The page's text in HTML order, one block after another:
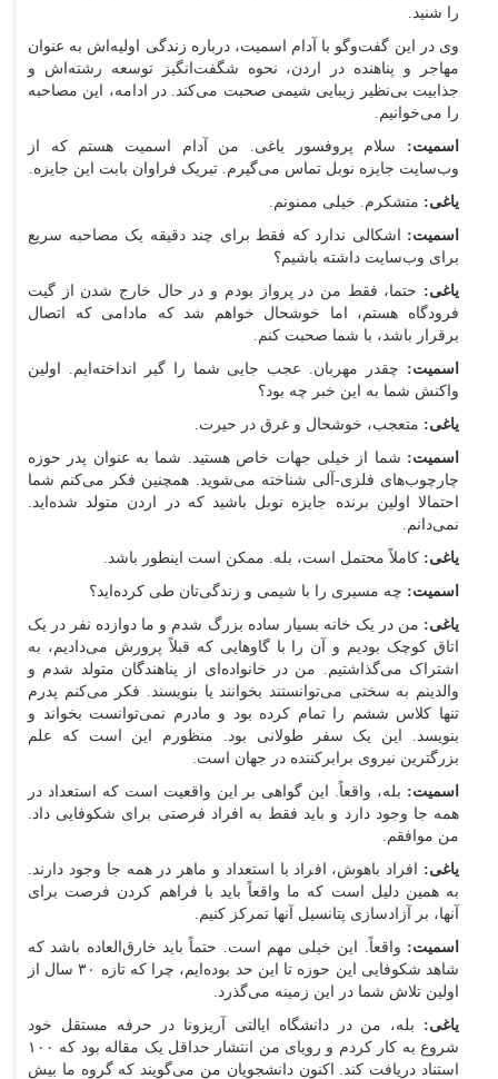
را شنید.
وی در این گفت‌و‌گو با آدام اسمیت، درباره زندگی اولیه‌اش به عنوان
مهاجر و پناهنده در اردن، نحوه شگفت‌انگیز توسعه رشته‌اش و
جذابیت بی‌نظیر زیبایی شیمی صحبت می‌کند. در ادامه، این مصاحبه
را می‌خوانیم.
اسمیت: سلام پروفسور یاغی. من آدام اسمیت هستم که از
وب‌سایت جایزه نوبل تماس می‌گیرم. تبریک فراوان بابت این جایزه.
یاغی: متشکرم. خیلی ممنونم.
اسمیت: اشکالی ندارد که فقط برای چند دقیقه یک مصاحبه سریع
برای وب‌سایت داشته باشیم؟
یاغی: حتما، فقط من در پرواز بودم و در حال خارج شدن از گیت
فرودگاه هستم، اما خوشحال خواهم شد که مادامی که اتصال
برقرار باشد، با شما صحبت کنم.
اسمیت: چقدر مهربان. عجب جایی شما را گیر انداخته‌ایم. اولین
واکنش شما به این خبر چه بود؟
یاغی: متعجب، خوشحال و غرق در حیرت.
اسمیت: شما از خیلی جهات خاص هستید. شما به عنوان پدر حوزه
چارچوب‌های فلزی-آلی شناخته می‌شوید. همچنین فکر می‌کنم شما
احتمالا اولین برنده جایزه نوبل باشید که در اردن متولد شده‌اید.
نمی‌دانم.
یاغی: کاملاً محتمل است، بله. ممکن است اینطور باشد.
اسمیت: چه مسیری را با شیمی و زندگی‌تان طی کرده‌اید؟
یاغی: من در یک خانه بسیار ساده بزرگ شدم و ما دوازده نفر در یک
اتاق کوچک بودیم و آن را با گاو‌هایی که قبلاً پرورش می‌دادیم، به
اشتراک می‌گذاشتیم. من در خانواده‌ای از پناهندگان متولد شدم و
والدینم به سختی می‌توانستند بخوانند یا بنویسند. فکر می‌کنم پدرم
تنها کلاس ششم را تمام کرده بود و مادرم نمی‌توانست بخواند و
بنویسد. این یک سفر طولانی بود. منظورم این است که علم
بزرگترین نیروی برابرکننده در جهان است.
اسمیت: بله، واقعاً. این گواهی بر این واقعیت است که استعداد در
همه جا وجود دارد و باید فقط به افراد فرصتی برای شکوفایی داد.
من موافقم.
یاغی: افراد باهوش، افراد با استعداد و ماهر در همه جا وجود دارند.
به همین دلیل است که ما واقعاً باید با فراهم کردن فرصت برای
آنها، بر آزادسازی پتانسیل آنها تمرکز کنیم.
اسمیت: واقعاً. این خیلی مهم است. حتماً باید خارق‌العاده باشد که
شاهد شکوفایی این حوزه تا این حد بوده‌ایم، چرا که تازه ۳۰ سال از
اولین تلاش شما در این زمینه می‌گذرد.
یاغی: بله، من در دانشگاه ایالتی آریزونا در حرفه مستقل خود
شروع به کار کردم و رویای من انتشار حداقل یک مقاله بود که ۱۰۰
استناد دریافت کند. اکنون دانشجویان من می‌گویند که گروه ما بیش